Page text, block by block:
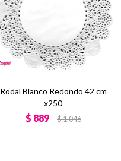
Rodal Blanco Redondo 42 cm
x250
$ 889 $1.046